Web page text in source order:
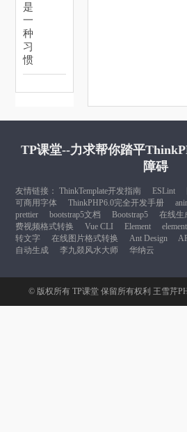
是
一
种
习
惯
TP课堂--力求帮你踏平
障碍
友情链接：ThinkTemplate开发指南 ESLint
可商用字体
ThinkPHP6.0完全开发手册
prettier
bootstrap5文档 Bootstrap5 在线生
费视频格式转换
Vue CLI Element
转文字
在线图片格式转换 Ant Design
自动生成
李九燚风水大师 华纳云
© 版权所有 TP课堂保留所有权利 王雪芹